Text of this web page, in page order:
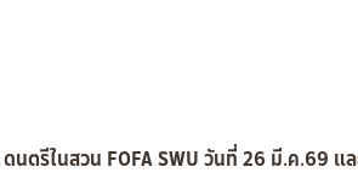
นตรีในสวน FOFA SWU วันที่ 26 มี.ค.69